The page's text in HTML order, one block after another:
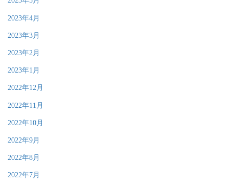
2023年4月
2023年3月
2023年2月
2023年1月
2022年12月
2022年11月
2022年10月
2022年9月
2022年8月
2022年7月